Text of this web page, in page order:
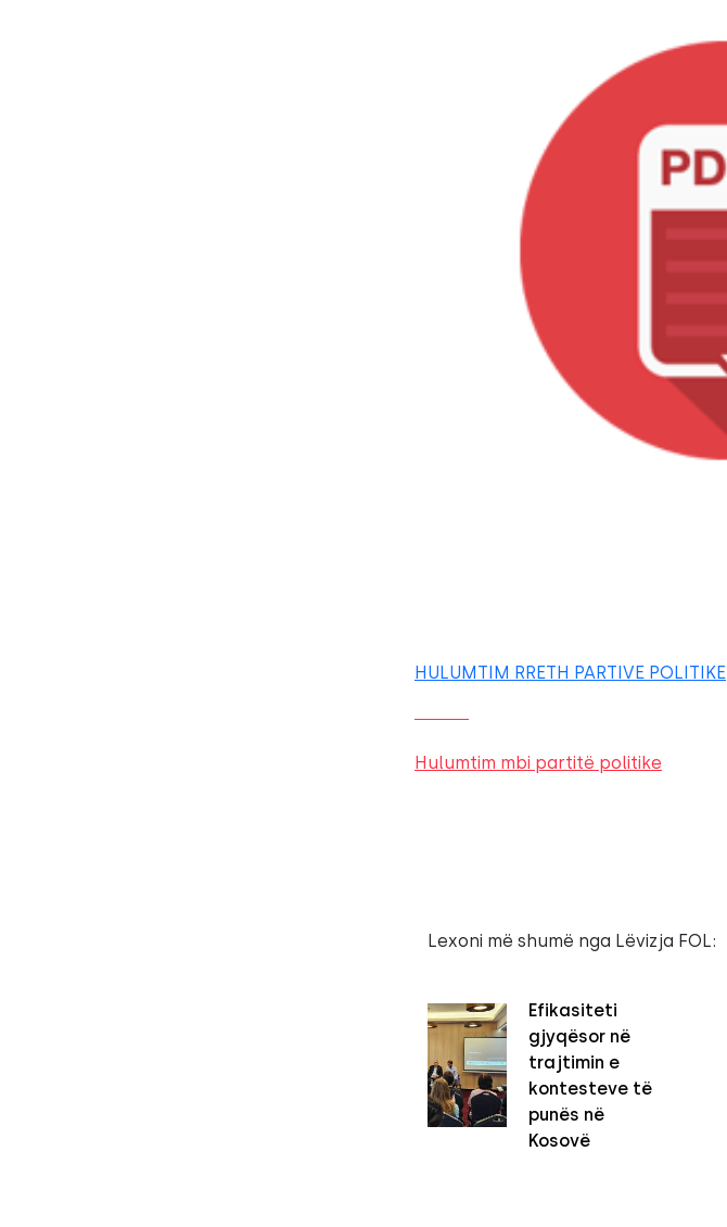
HULUMTIM RRETH PARTIVE POLITIKE
Hulumtim mbi partitë politike
Lexoni më shumë nga Lëvizja FOL:
Efikasiteti
gjyqësor në
trajtimin e
kontesteve të
punës në
Kosovë